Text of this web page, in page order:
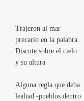
Trajeron al mar
precario en la palabra.
Discute sobre el cielo
y su altura
Alguna regla que deba
lealtad -pueblos dentro